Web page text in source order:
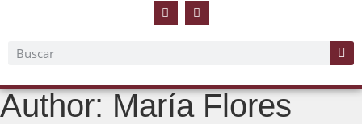
Author: María Flores